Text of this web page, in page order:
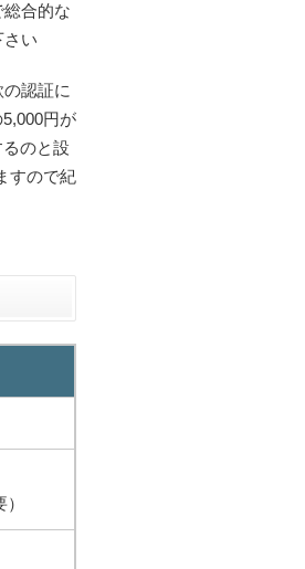
合的な
い
認証に
円が
のと設
すので紀